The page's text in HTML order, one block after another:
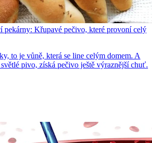
pekárny: Křupavé pečivo, které provoní celý
to je vůně, která se line celým domem. A
pivo, získá pečivo ještě výraznější chuť.